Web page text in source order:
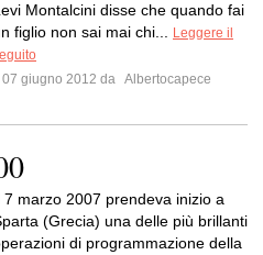
Montalcini disse che quando fai
figlio non sai mai chi...
Leggere il
Il 07 giugno 2012 da Albertocapece
7 marzo 2007 prendeva inizio a
(Grecia) una delle più brillanti
di programmazione della